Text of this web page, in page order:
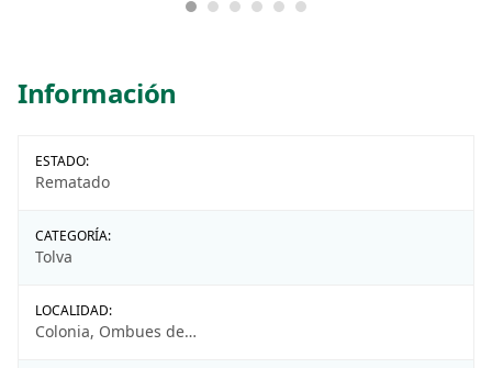
ESTADO:
Rematado
CATEGORÍA:
Tolva
LOCALIDAD:
Colonia, Ombues de Lavalle - VIRTUAL